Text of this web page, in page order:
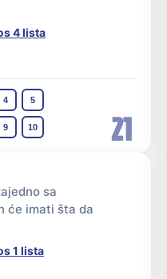
21
4 lista
4 5
9 10
sa
će imati šta da
1 lista